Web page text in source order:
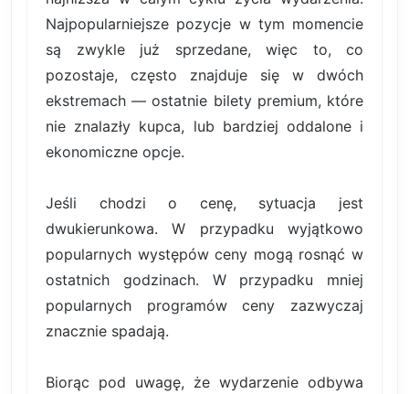
Najpopularniejsze pozycje w tym momencie
są zwykle już sprzedane, więc to, co
pozostaje, często znajduje się w dwóch
ekstremach — ostatnie bilety premium, które
nie znalazły kupca, lub bardziej oddalone i
ekonomiczne opcje.
Jeśli chodzi o cenę, sytuacja jest
dwukierunkowa. W przypadku wyjątkowo
popularnych występów ceny mogą rosnąć w
ostatnich godzinach. W przypadku mniej
popularnych programów ceny zazwyczaj
znacznie spadają.
Biorąc pod uwagę, że wydarzenie odbywa